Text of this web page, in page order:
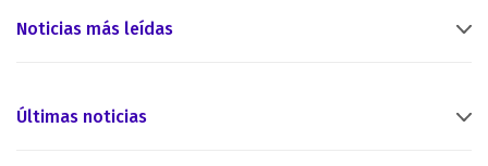
Noticias más leídas
Últimas noticias